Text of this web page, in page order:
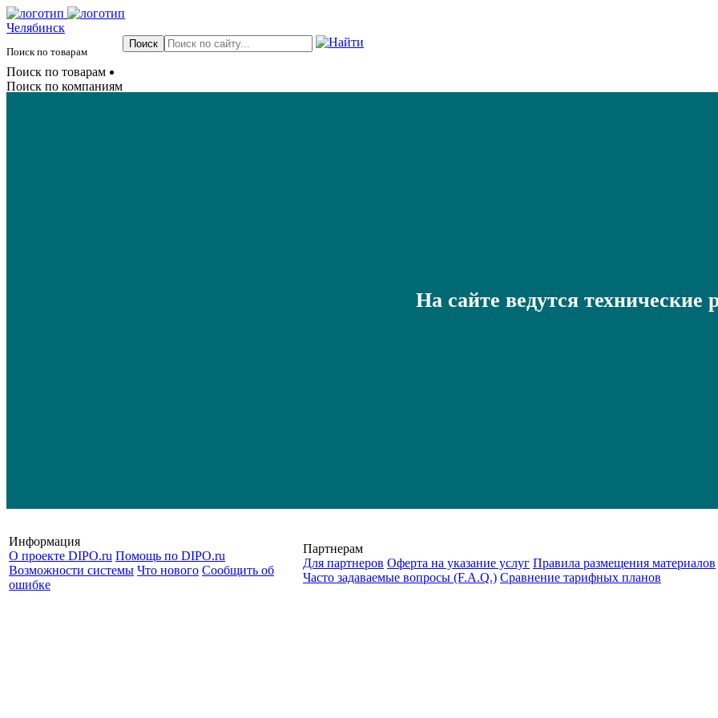
Челябинск
Поиск по товарам
Поиск по товарам
Поиск по компаниям
На сайте ведутся технические
Информация
О проекте DIPO.ru Помощь по DIPO.ru
Возможности системы Что нового Сообщить об
ошибке
Партнерам
Для партнеров Оферта на указание услуг Правила размещения материалов
Часто задаваемые вопросы (F.A.Q.) Cравнение тарифных планов